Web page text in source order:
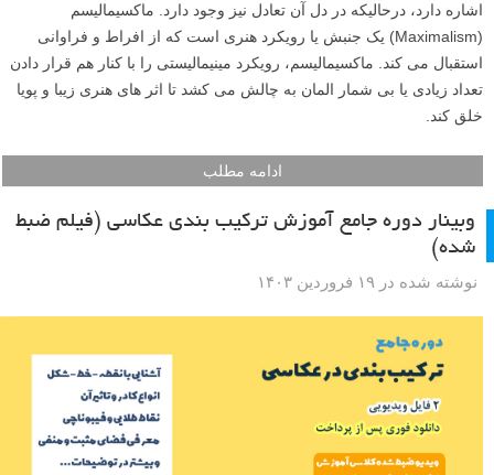
اشاره دارد، درحالیکه در دل آن تعادل نیز وجود دارد. ماکسیمالیسم
(Maximalism) یک جنبش یا رویکرد هنری است که از افراط و فراوانی
استقبال می کند. ماکسیمالیسم، رویکرد مینیمالیستی را با کنار هم قرار دادن
تعداد زیادی یا بی شمار المان به چالش می کشد تا اثر های هنری زیبا و پویا
خلق کند.
ادامه مطلب
وبینار دوره جامع آموزش ترکیب بندی عکاسی (فیلم ضبط
شده)
نوشته شده در ۱۹ فروردین ۱۴۰۳